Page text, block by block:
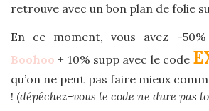
retrouve avec un bon plan de folie
En ce moment, vous avez -
Boohoo + 10% supp avec le code
qu’on ne peut pas faire mieux
! (dépêchez-vous le code ne dure pas